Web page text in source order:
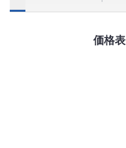
価格表